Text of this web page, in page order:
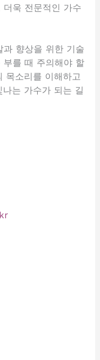
욱 전문적인 가수
향상을 위한 기술
부를 때 주의해야 할
목소리를 이해하고
는 가수가 되는 길